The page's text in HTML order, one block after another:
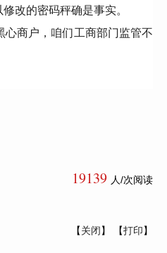
改的密码秤确是事实。
商户，咱们工商部门监管不
19139 人/次阅读
【关闭】 【打印】